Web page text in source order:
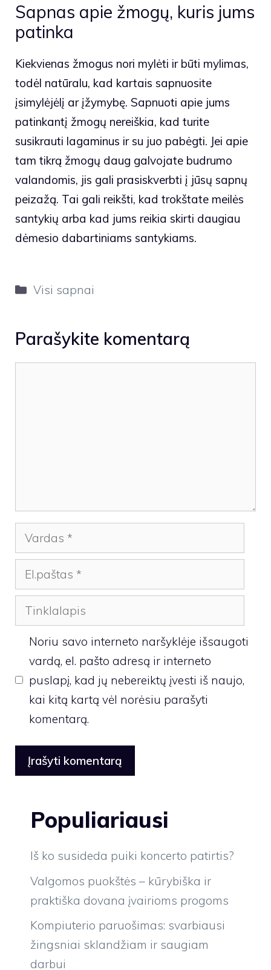
Sapnas apie žmogų, kuris jums
patinka
Kiekvienas žmogus nori mylėti ir būti mylimas,
todėl natūralu, kad kartais sapnuosite
įsimylėjėlį ar įžymybę. Sapnuoti apie jums
patinkantį žmogų nereiškia, kad turite
susikrauti lagaminus ir su juo pabėgti. Jei apie
tam tikrą žmogų daug galvojate budrumo
valandomis, jis gali prasiskverbti į jūsų sapnų
peizažą. Tai gali reikšti, kad trokštate meilės
santykių arba kad jums reikia skirti daugiau
dėmesio dabartiniams santykiams.
Kategorijos
Visi sapnai
Parašykite komentarą
Vardas
El.paštas
Tinklalapis
Noriu savo interneto naršyklėje išsaugoti
vardą, el. pašto adresą ir interneto
puslapį, kad jų nebereiktų įvesti iš naujo,
kai kitą kartą vėl norėsiu parašyti
komentarą.
Populiariausi
Iš ko susideda puiki koncerto patirtis?
Valgomos puokštės – kūrybiška ir
praktiška dovana įvairioms progoms
Kompiuterio paruošimas: svarbiausi
žingsniai sklandžiam ir saugiam
darbui